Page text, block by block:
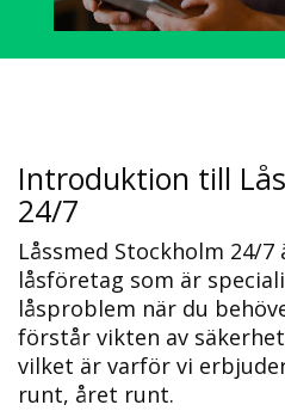
Introduktion till
24/7
Låssmed Stockholm 24/
låsföretag som är
låsproblem när du
förstår vikten av
vilket är varför vi
runt, året runt.​